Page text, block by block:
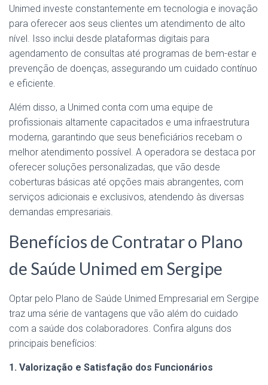
Unimed investe constantemente em tecnologia e inovação
para oferecer aos seus clientes um atendimento de alto
nível. Isso inclui desde plataformas digitais para
agendamento de consultas até programas de bem-estar e
prevenção de doenças, assegurando um cuidado contínuo
e eficiente.
Além disso, a Unimed conta com uma equipe de
profissionais altamente capacitados e uma infraestrutura
moderna, garantindo que seus beneficiários recebam o
melhor atendimento possível. A operadora se destaca por
oferecer soluções personalizadas, que vão desde
coberturas básicas até opções mais abrangentes, com
serviços adicionais e exclusivos, atendendo às diversas
demandas empresariais.
Benefícios de Contratar o Plano
de Saúde Unimed em Sergipe
Optar pelo Plano de Saúde Unimed Empresarial em Sergipe
traz uma série de vantagens que vão além do cuidado
com a saúde dos colaboradores. Confira alguns dos
principais benefícios:
1. Valorização e Satisfação dos Funcionários